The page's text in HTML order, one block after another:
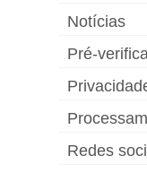
Notícias
Pré-
Redes